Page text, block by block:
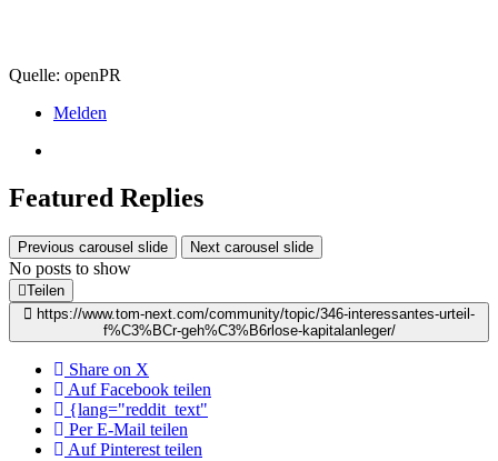
Quelle: openPR
Melden
Featured Replies
Previous carousel slide Next carousel slide
No posts to show
Teilen
https://www.tom-next.com/community/topic/346-interessantes-urteil-
f%C3%BCr-geh%C3%B6rlose-kapitalanleger/
Share on X
Auf Facebook teilen
{lang="reddit_text"
Per E-Mail teilen
Auf Pinterest teilen